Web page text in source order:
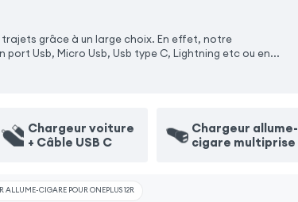
trajets grâce à un large choix. En effet, notre
Usb, Micro Usb, Usb type C, Lightning etc ou en...
Chargeur voiture
+ Câble USB C
Chargeur allume-
cigare multiprise
ALLUME-CIGARE POUR ONEPLUS 12R